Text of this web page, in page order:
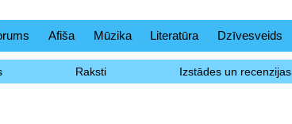
Afiša Mūzika Literatūra Dzīvesveids
Raksti Izstādes un recenzijas